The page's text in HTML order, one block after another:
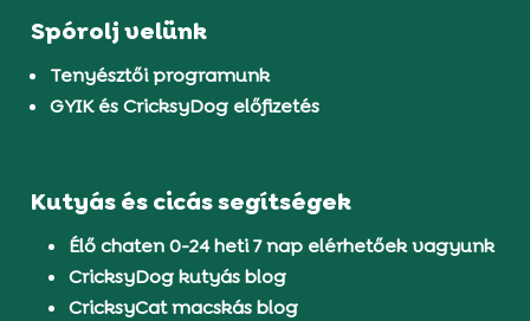
Spórolj velünk
Tenyésztői programunk
GYIK és CricksyDog előfizetés
Kutyás és cicás segítségek
Élő chaten 0-24 heti 7 nap elérhetőek vagyunk
CricksyDog kutyás blog
CricksyCat macskás blog